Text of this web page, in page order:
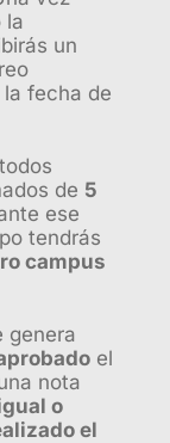
la
un
fecha de
de 5
ese
tendrás
campus
genera
el
nota
o
el